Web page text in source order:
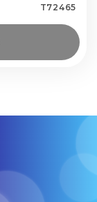
T72465